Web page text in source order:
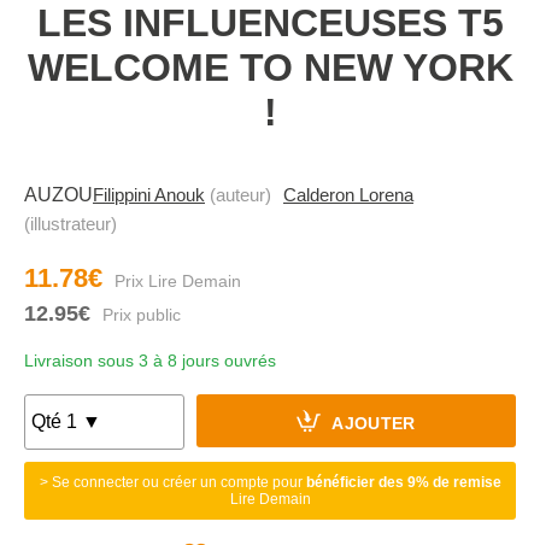
LES INFLUENCEUSES T5
WELCOME TO NEW YORK
!
AUZOUFilippini Anouk (auteur)
Calderon Lorena
(illustrateur)
11.78€
12.95€
Livraison sous 3 à 8 jours ouvrés
AJOUTER
> Se connecter ou créer un compte pour bénéficier des 9% de remise
Lire Demain